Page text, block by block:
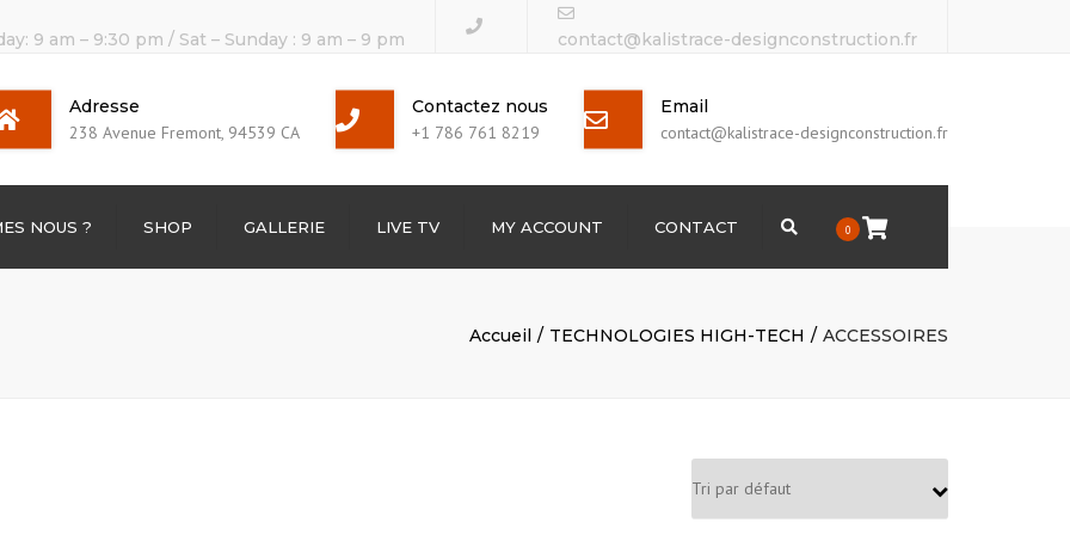
9 am – 9:30 pm / Sat – Sunday : 9 am – 9 pm contact@kalistrace-designconstruction.fr
Adresse
238 Avenue Fremont, 94539 CA
Contactez nous
+1 786 761 8219
Email
contact@kalistrace-designconstruction.fr
NOUS ? SHOP GALLERIE LIVE TV MY ACCOUNT CONTACT Search 0
Accueil TECHNOLOGIES HIGH-TECH ACCESSOIRES